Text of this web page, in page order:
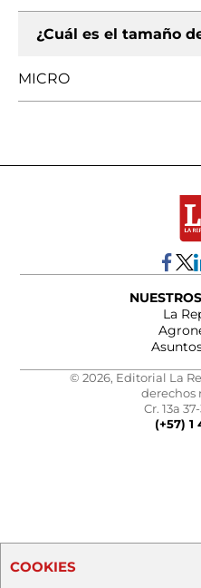
¿Cuál es el tamaño
MICRO
La
© 2026, Editorial La
derechos
Cr. 13a
(+57) 1
COOKIES